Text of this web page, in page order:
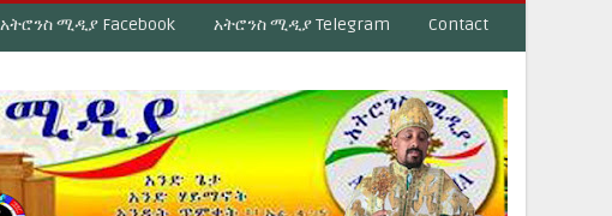
አትሮንስ ሚዲያ Facebook አትሮንስ ሚዲያ Telegram Contact